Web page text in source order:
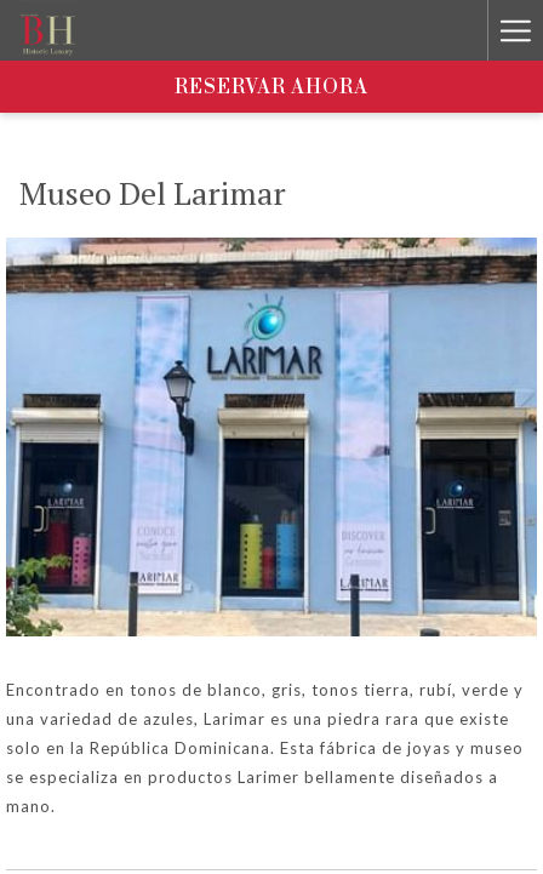
RESERVAR AHORA
Museo Del Larimar
Encontrado en tonos de blanco, gris, tonos tierra, rubí, verde y
una variedad de azules, Larimar es una piedra rara que existe
solo en la República Dominicana. Esta fábrica de joyas y museo
se especializa en productos Larimer bellamente diseñados a
mano.